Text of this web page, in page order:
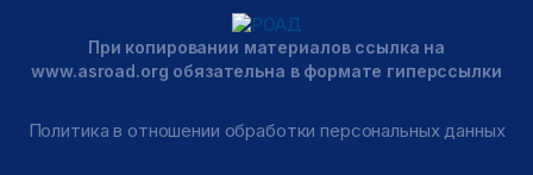
При копировании материалов ссылка на
www.asroad.org обязательна в формате гиперссылки
Политика в отношении обработки персональных данных